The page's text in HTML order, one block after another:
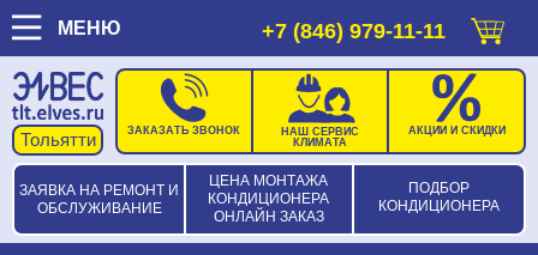
МЕНЮ +7 (846) 979-11-11
ЗАЯВКА НА РЕМОНТ И
ОБСЛУЖИВАНИЕ
ЦЕНА МОНТАЖА
КОНДИЦИОНЕРА
ОНЛАЙН ЗАКАЗ
ПОДБОР
КОНДИЦИОНЕРА
ЗАКАЗАТЬ ЗВОНОК
НАШ СЕРВИС
КЛИМАТА
АКЦИИ И СКИДКИ